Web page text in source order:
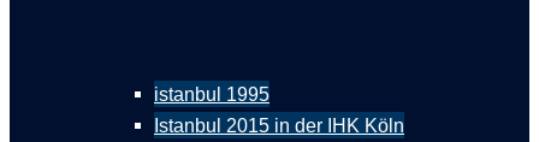
istanbul 1995
Istanbul 2015 in der IHK Köln